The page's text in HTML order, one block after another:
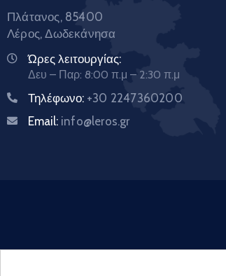
Πλάτανος, 85400
Λέρος, Δωδεκάνησα
Ώρες λειτουργίας:
Δευ – Παρ: 8:00 π.μ – 2:30 π.μ
Τηλέφωνο: +30 2247360200
Email: info@leros.gr